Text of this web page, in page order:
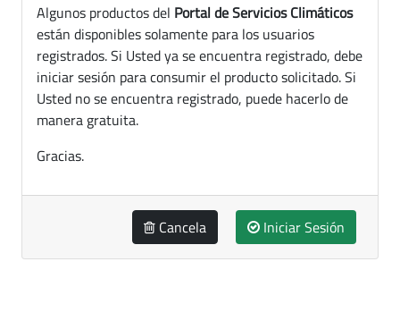
Algunos productos del Portal de Servicios Climáticos
están disponibles solamente para los usuarios
registrados. Si Usted ya se encuentra registrado, debe
iniciar sesión para consumir el producto solicitado. Si
Usted no se encuentra registrado, puede hacerlo de
manera gratuita.
Gracias.
Cancela Iniciar Sesión